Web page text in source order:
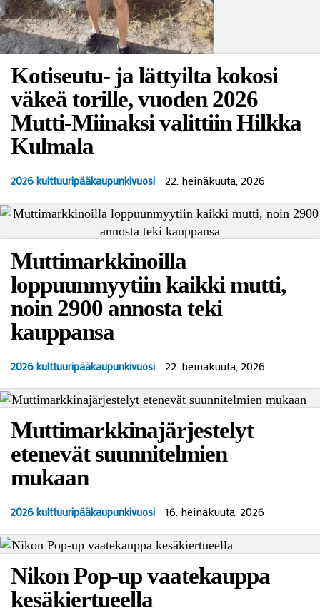
Kotiseutu- ja lättyilta kokosi
väkeä torille, vuoden 2026
Mutti-Miinaksi valittiin Hilkka
Kulmala
2026 kulttuuripääkaupunkivuosi 22. heinäkuuta, 2026
Muttimarkkinoilla
loppuunmyytiin kaikki mutti,
noin 2900 annosta teki
kauppansa
2026 kulttuuripääkaupunkivuosi 22. heinäkuuta, 2026
Muttimarkkinajärjestelyt
etenevät suunnitelmien
mukaan
2026 kulttuuripääkaupunkivuosi 16. heinäkuuta, 2026
Nikon Pop-up vaatekauppa
kesäkiertueella